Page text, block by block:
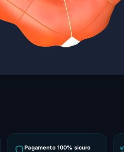
Pagamento 100% sicuro